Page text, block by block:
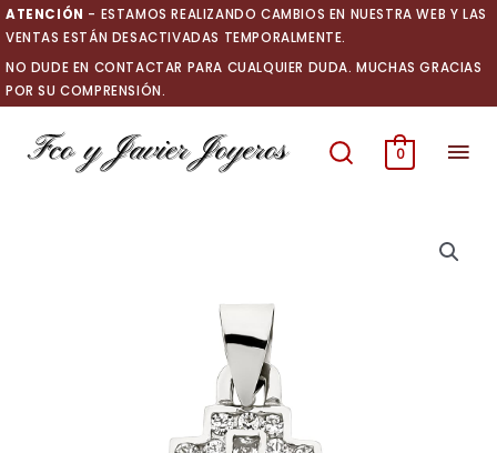
Ir
al
contenido
ATENCIÓN - ESTAMOS REALIZANDO CAMBIOS EN NUESTRA WEB Y LAS
VENTAS ESTÁN DESACTIVADAS TEMPORALMENTE.
NO DUDE EN CONTACTAR PARA CUALQUIER DUDA. MUCHAS GRACIAS
POR SU COMPRENSIÓN.
0